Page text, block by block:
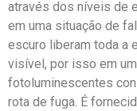
através dos níveis de
em uma situação de
escuro liberam toda a
visível, por isso em
fotoluminescentes
rota de fuga. É